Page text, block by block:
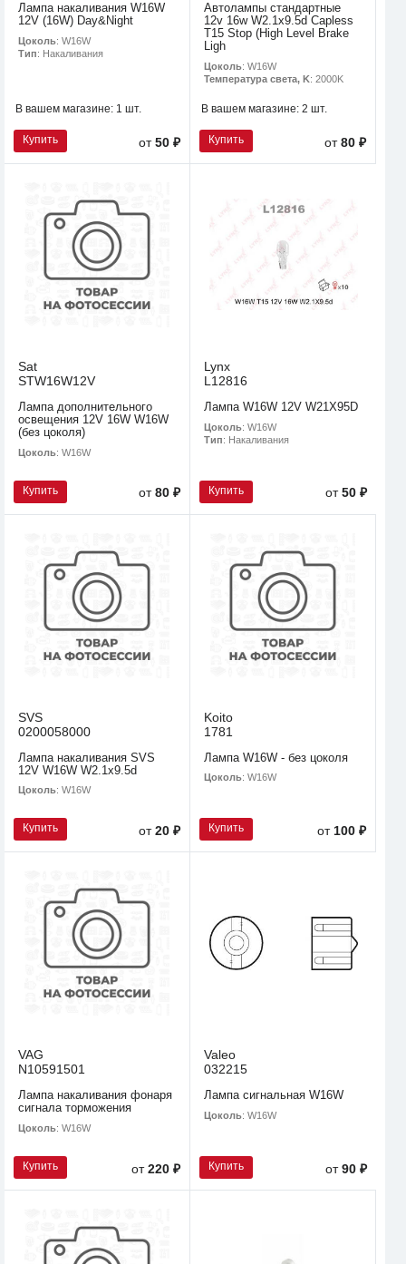
Лампа накаливания W16W
12V (16W) Day&Night
Цоколь: W16W
Тип: Накаливания
В вашем магазине: 1 шт.
Купить от50 ₽
Автолампы стандартные
12v 16w W2.1x9.5d Capless
T15 Stop (High Level Brake
Ligh
Цоколь: W16W
Температура света, K: 2000K
В вашем магазине: 2 шт.
Купить от80 ₽
Sat
STW16W12V
Лампа дополнительного
освещения 12V 16W W16W
(без цоколя)
Цоколь: W16W
Купить от80 ₽
Lynx
L12816
Лампа W16W 12V W21X95D
Цоколь: W16W
Тип: Накаливания
Купить от50 ₽
SVS
0200058000
Лампа накаливания SVS
12V W16W W2.1х9.5d
Цоколь: W16W
Купить от20 ₽
Koito
1781
Лампа W16W - без цоколя
Цоколь: W16W
Купить от 100 ₽
VAG
N10591501
Лампа накаливания фонаря
сигнала торможения
Цоколь: W16W
Купить от220 ₽
Valeo
032215
Лампа сигнальная W16W
Цоколь: W16W
Купить от90 ₽